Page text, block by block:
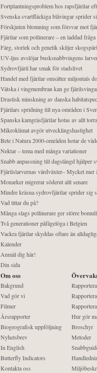
Fortplantningsproblem hos rapsfjärilar
Svenska svartfläckiga blåvingar sprider
Förskjuten blomning som försvar mot
Fjärilar som pollinerare – en laddad fråga
Färg, storlek och genetik skiljer
UV-ljus avslöjar busksnabbvingens
Sydrovfjäril har smak för stadslivet
Handel med fjärilar omsätter miljontals
Vätska i vingmembran kan ge
Drastisk minskning av danska
Fjärilars spridning till nya områden i
Spanska kamgräsfjärilar hotas av allt
Mikroklimat avgör utvecklingshastighet
Bete i Natura 2000-områden hotar de
Nektar – tema med många variationer
Snabb anpassning till dagslängd hjälper
Fjärilslarvernas värdväxter– Mycket mer
Monarker migrerar söderut allt senare
Mindre kräsna sydrovfjärilar sprider sig
Vad tittar du på?
Många slags pollinerare ger större
Två generationer påfågelöga i Belgien
Vackra fjärilar skyddas oftare än
Kalender
Anmäl dig här!
Din sida
Om oss
Bakgrund
Vad gör vi
Filmer
Årsrapporter
Biogeografisk uppföljning
Nyhetsbrev
In English
Butterfly Indicators
Kontakta oss
Rapportera
Hur gör
Broschyr
Metoder